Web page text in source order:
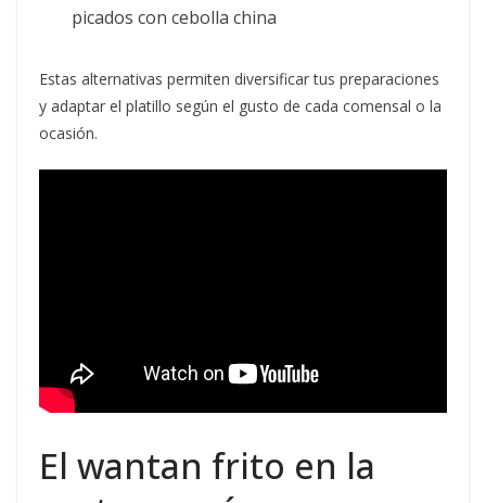
picados con cebolla china
Estas alternativas permiten diversificar tus preparaciones
y adaptar el platillo según el gusto de cada comensal o la
ocasión.
El wantan frito en la